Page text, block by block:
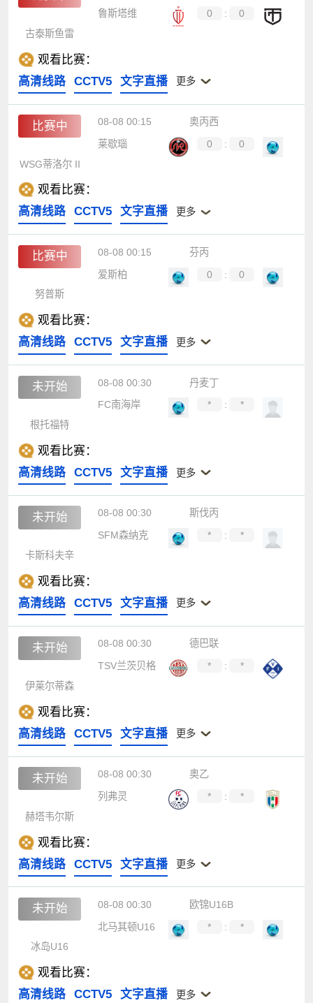
鲁斯塔维 0 :
0
古泰斯鱼雷
观看比赛：
高清线路
CCTV5 文字直播 更多
比赛中 08-08 00:15
奥丙西
莱歇瑙
0 :
0
WSG蒂洛尔 II
观看比赛：
高清线路
CCTV5 文字直播 更多
比赛中 08-08 00:15
芬丙
爱斯柏
0 :
0
努普斯
观看比赛：
高清线路
CCTV5 文字直播 更多
未开始 08-08 00:30
丹麦丁
FC南海岸
* :
*
根托福特
观看比赛：
高清线路
CCTV5 文字直播 更多
未开始 08-08 00:30
斯伐丙
SFM森纳克
* :
*
卡斯科夫辛
观看比赛：
高清线路
CCTV5 文字直播 更多
未开始 08-08 00:30
德巴联
TSV兰茨贝格
* :
*
伊莱尔蒂森
观看比赛：
高清线路
CCTV5 文字直播 更多
未开始 08-08 00:30
奥乙
列弗灵
* :
*
赫塔韦尔斯
观看比赛：
高清线路
CCTV5 文字直播 更多
未开始 08-08 00:30
欧锦U16B
北马其顿U16
* :
*
冰岛U16
观看比赛：
高清线路
CCTV5 文字直播 更多